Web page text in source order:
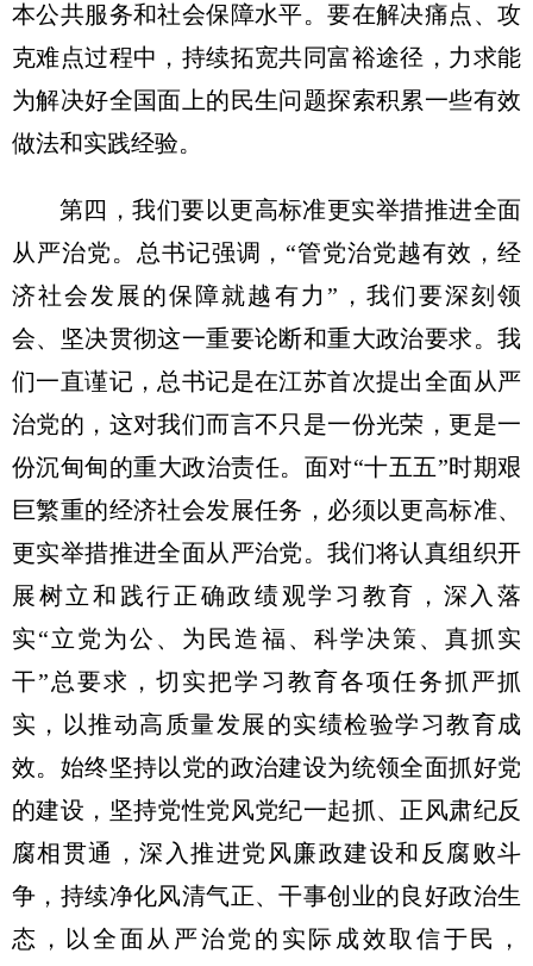
本公共服务和社会保障水平。要在解决痛点、攻
克难点过程中，持续拓宽共同富裕途径，力求能
为解决好全国面上的民生问题探索积累一些有效
做法和实践经验。
第四，我们要以更高标准更实举措推进全面
从严治党。总书记强调，“管党治党越有效，经
济社会发展的保障就越有力”，我们要深刻领
会、坚决贯彻这一重要论断和重大政治要求。我
们一直谨记，总书记是在江苏首次提出全面从严
治党的，这对我们而言不只是一份光荣，更是一
份沉甸甸的重大政治责任。面对“十五五”时期艰
巨繁重的经济社会发展任务，必须以更高标准、
更实举措推进全面从严治党。我们将认真组织开
展树立和践行正确政绩观学习教育，深入落
实“立党为公、为民造福、科学决策、真抓实
干”总要求，切实把学习教育各项任务抓严抓
实，以推动高质量发展的实绩检验学习教育成
效。始终坚持以党的政治建设为统领全面抓好党
的建设，坚持党性党风党纪一起抓、正风肃纪反
腐相贯通，深入推进党风廉政建设和反腐败斗
争，持续净化风清气正、干事创业的良好政治生
态，以全面从严治党的实际成效取信于民，